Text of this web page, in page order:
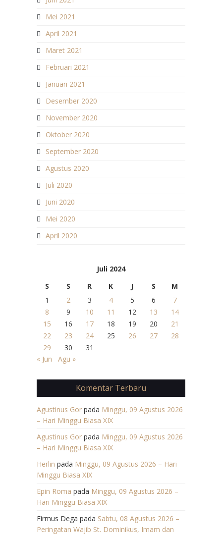
Mei 2021
April 2021
Maret 2021
Februari 2021
Januari 2021
Desember 2020
November 2020
Oktober 2020
September 2020
Agustus 2020
Juli 2020
Juni 2020
Mei 2020
April 2020
Juli 2024
S
S R K J S
M
1
2 3 4 5 6
7
8
9 10 11 12 13
14
15
16 17 18 19 20
21
22
23 24 25 26 27
28
29
30
31
« Jun
Agu »
Komentar Terbaru
Agustinus Gor pada Minggu, 09 Agustus 2026
– Hari Minggu Biasa XIX
Agustinus Gor pada Minggu, 09 Agustus 2026
– Hari Minggu Biasa XIX
Herlin pada Minggu, 09 Agustus 2026 – Hari
Minggu Biasa XIX
Epin Roma pada Minggu, 09 Agustus 2026 –
Hari Minggu Biasa XIX
Firmus Dega pada Sabtu, 08 Agustus 2026 –
Peringatan Wajib St. Dominikus, Imam dan